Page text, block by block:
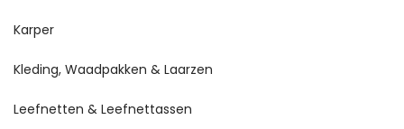
Karper
Kleding, Waadpakken & Laarzen
Leefnetten & Leefnettassen